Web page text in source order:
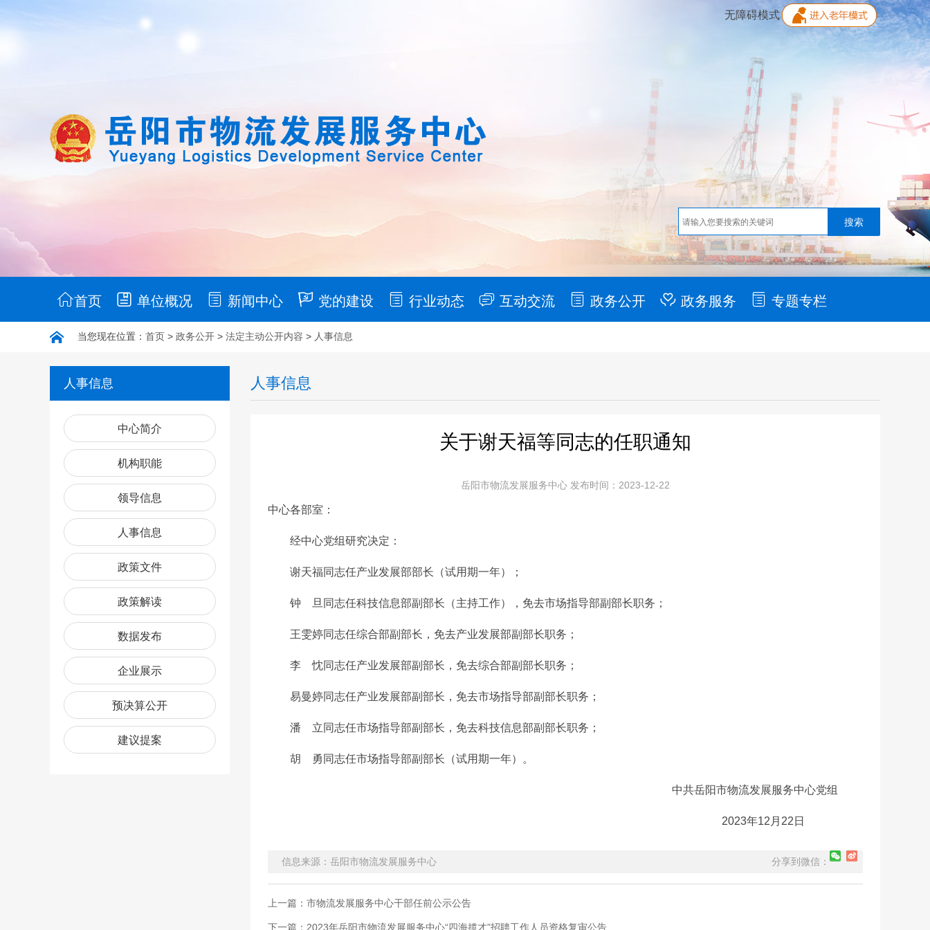
无障碍模式
首页 单位概况 新闻中心 党的建设 行业动态 互动交流 政务公开 政务服务 专题专栏
当您现在位置： 首页 > 政务公开 > 法定主动公开内容 > 人事信息
人事信息
中心简介
机构职能
领导信息
人事信息
政策文件
政策解读
数据发布
企业展示
预决算公开
建议提案
人事信息
关于谢天福等同志的任职通知
岳阳市物流发展服务中心 发布时间：2023-12-22
中心各部室：
经中心党组研究决定：
谢天福同志任产业发展部部长（试用期一年）；
钟 旦同志任科技信息部副部长（主持工作），免去市场指导部副部长职务；
王雯婷同志任综合部副部长，免去产业发展部副部长职务；
李 忱同志任产业发展部副部长，免去综合部副部长职务；
易曼婷同志任产业发展部副部长，免去市场指导部副部长职务；
潘 立同志任市场指导部副部长，免去科技信息部副部长职务；
胡 勇同志任市场指导部副部长（试用期一年）。
中共岳阳市物流发展服务中心党组
2023年12月22日
信息来源：岳阳市物流发展服务中心 分享到微信：
上一篇： 市物流发展服务中心干部任前公示公告
下一篇： 2023年岳阳市物流发展服务中心“四海揽才”招聘工作人员资格复审公告